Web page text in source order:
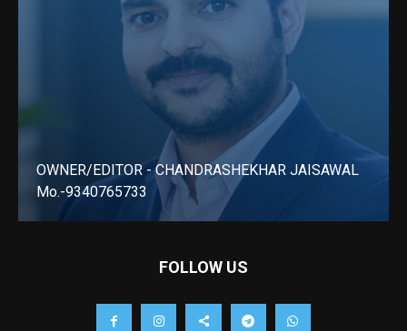
OWNER/EDITOR - CHANDRASHEKHAR JAISAWAL
Mo.-9340765733
FOLLOW US